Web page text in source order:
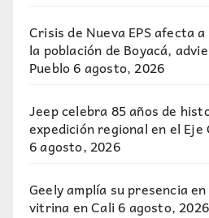
Crisis de Nueva EPS afecta
la población de Boyacá,
Pueblo6 agosto, 2026
Jeep celebra 85 años de
expedición regional en el
6 agosto, 2026
Geely amplía su presencia
vitrina en Cali 6 agosto, 2026